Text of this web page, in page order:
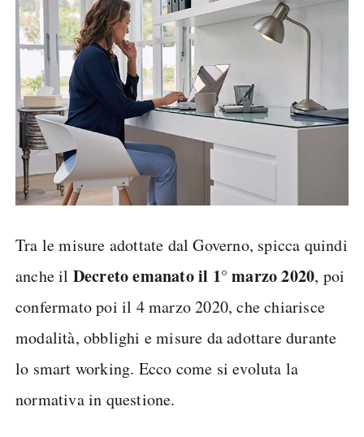
Tra le misure adottate dal Governo, spicca quindi
anche il Decreto emanato il 1° marzo 2020, poi
confermato poi il 4 marzo 2020, che chiarisce
modalità, obblighi e misure da adottare durante
lo smart working. Ecco come si evoluta la
normativa in questione.